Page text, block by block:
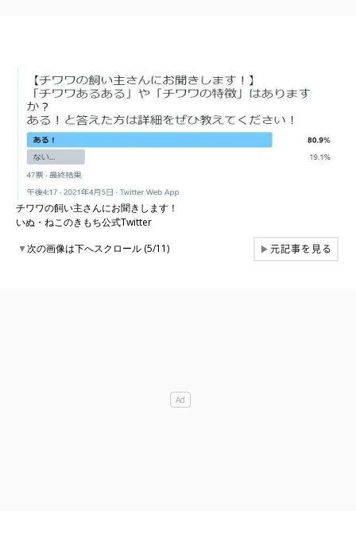
チワワの飼い主さんにお聞きします！
いぬ・ねこのきもち公式Twitter
▼次の画像は下へスクロール (5/11) ▶元記事を見る